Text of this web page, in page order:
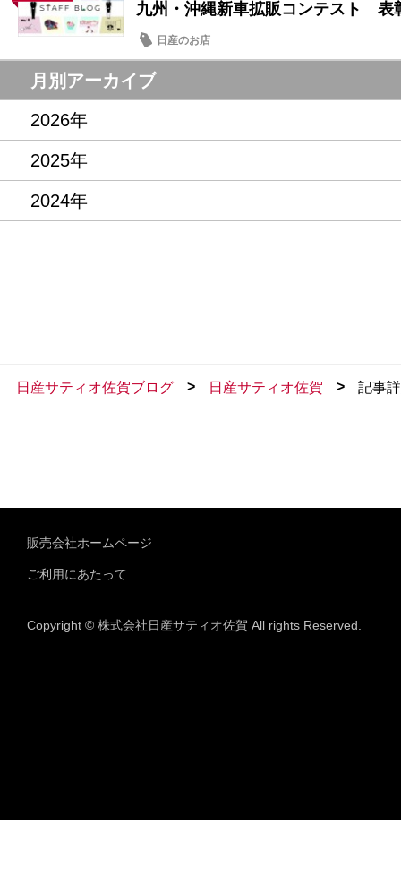
九州・沖縄新車拡販コンテスト 表
日産のお店
月別アーカイブ
2026年
2025年
2024年
日産サティオ佐賀ブログ > 日産サティオ佐賀 > 記事
販売会社ホームページ
ご利用にあたって
Copyright © 株式会社日産サティオ佐賀 All rights Reserved.